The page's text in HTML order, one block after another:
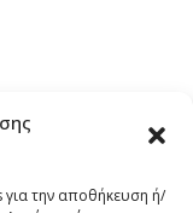
την αποθήκευση ή/